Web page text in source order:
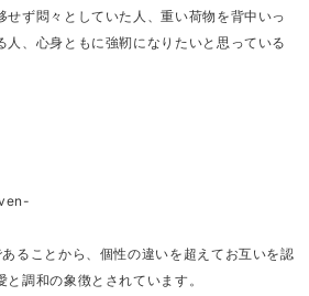
せず悶々としていた人、重い荷物を背中いっ
人、心身ともに強靭になりたいと思っている
ることから、個性の違いを超えてお互いを認
調和の象徴とされています。